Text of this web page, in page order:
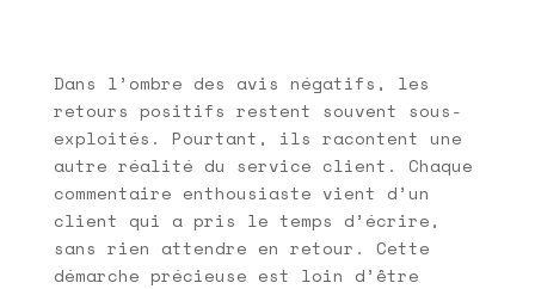
Dans l’ombre des avis négatifs, les
retours positifs restent souvent sous-
exploités. Pourtant, ils racontent une
autre réalité du service client. Chaque
commentaire enthousiaste vient d’un
client qui a pris le temps d’écrire,
sans rien attendre en retour. Cette
démarche précieuse est loin d’être